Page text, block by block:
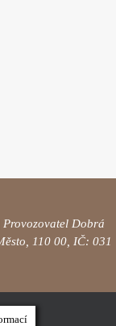
Dobrá
110 00, IČ: 031